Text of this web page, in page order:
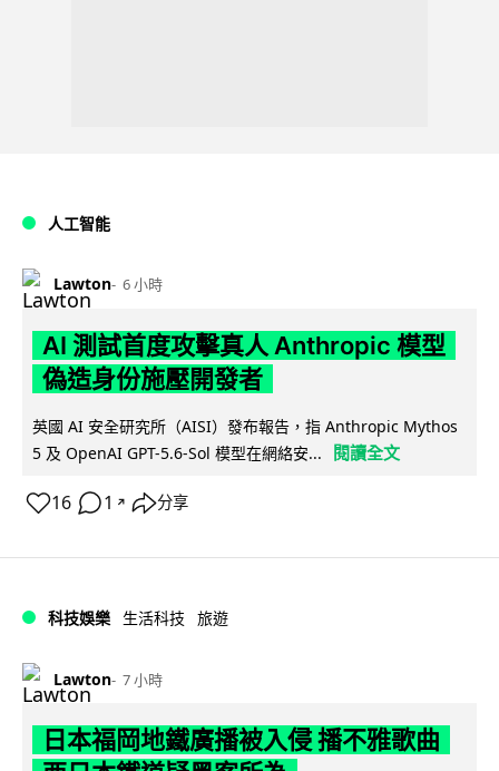
人工智能
Lawton 6 小時
AI 測試首度攻擊真人 Anthropic 模型
偽造身份施壓開發者
英國 AI 安全研究所（AISI）發布報告，指 Anthropic Mythos
5 及 OpenAI GPT-5.6-Sol 模型在網絡安...
閱讀全文
16 1 ↗ 分享
科技娛樂 生活科技 旅遊
Lawton 7 小時
日本福岡地鐵廣播被入侵 播不雅歌曲